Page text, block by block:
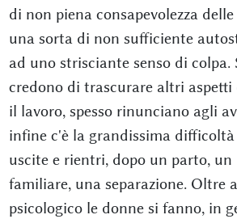
di non piena consapevolezza
una sorta di non sufficiente
ad uno strisciante senso di colpa.
credono di trascurare altri
il lavoro, spesso rinunciano agli
infine c'è la grandissima
uscite e rientri, dopo un parto, un
familiare, una separazione. Oltre
psicologico le donne si fanno, in